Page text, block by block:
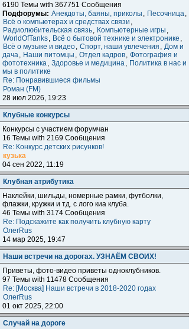
6190 Темы with 367751 Сообщения
Подфорумы: Анекдоты, баяны, приколы , Песочница,
Всё о компьютерах и средствах связи ,
Радиолюбительская связь, Компьютерные игры ,
WorldOfTanks, Всё о бытовой технике и электронике ,
Всё о музыке и видео, Спорт, наши увлечения , Дом и
дача, Наши питомцы , Отдел кадров, Фотография и
фототехника, Здоровье и медицина, Политика в нас и
мы в политике
Re: Понравившиеся фильмы
Роман (FM)
28 июл 2026, 19:23
Клубные конкурсы
Конкурсы с участием форумчан
16 Темы with 2169 Сообщения
Re: Конкурс детских рисунков!
кузька
04 сен 2022, 11:19
Клубная атрибутика
Наклейки, шильды, номерные рамки, футболки,
флажки, кружки и тд. с лого киа клуба.
46 Темы with 3174 Сообщения
Re: Подскажите как получить клубную карту
ОлегRus
14 мар 2025, 19:47
Наши встречи на дорогах. УЗНАЁМ СВОИХ!
Приветы, фото-видео приветы одноклубников.
97 Темы with 11478 Сообщения
Re: [Москва] Наши встречи в 2018-2020 годах
ОлегRus
01 окт 2025, 22:00
Случай на дороге